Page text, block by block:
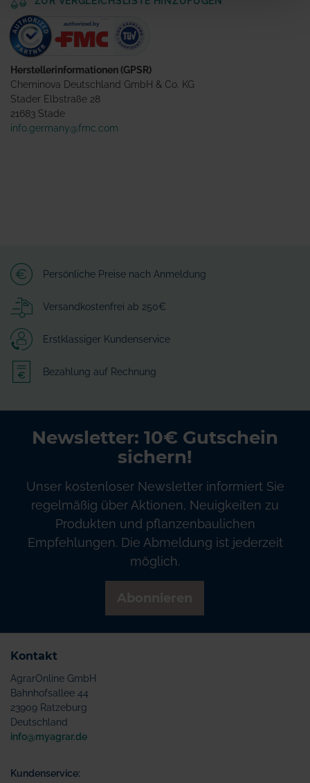
Herstellerinformationen (GPSR)
Cheminova Deutschland GmbH & Co. KG
Stader Elbstraße 28
21683 Stade
info.germany@fmc.com
Persönliche Preise nach Anmeldung
Versandkostenfrei ab 250€
Erstklassiger Kundenservice
Bezahlung auf Rechnung
Newsletter: 10€ Gutschein
sichern!
Unser kostenloser Newsletter informiert Sie
regelmäßig über Aktionen, Neuigkeiten zu
Produkten und pflanzenbaulichen
Empfehlungen. Die Abmeldung ist jederzeit
möglich.
Kontakt
AgrarOnline GmbH
Bahnhofsallee 44
23909 Ratzeburg
Deutschland
info@myagrar.de
Kundenservice: